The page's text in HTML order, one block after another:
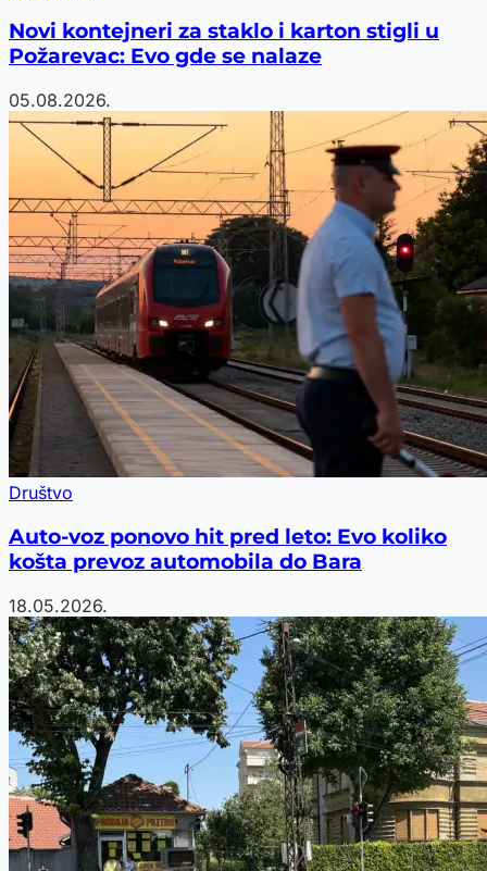
Novi kontejneri za staklo i karton stigli u
Požarevac: Evo gde se nalaze
05.08.2026.
Društvo
Auto-voz ponovo hit pred leto: Evo koliko
košta prevoz automobila do Bara
18.05.2026.